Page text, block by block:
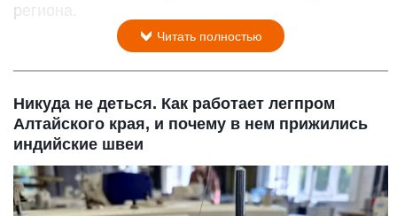
региона.
Читать полностью
Никуда не деться. Как работает легпром
Алтайского края, и почему в нем прижились
индийские швеи